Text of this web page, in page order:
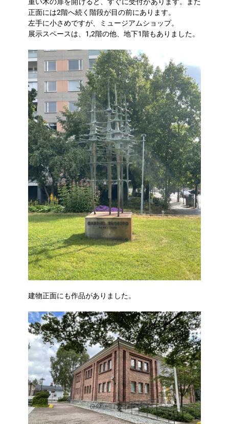
重い木の扉を開けると、すぐに受付があります。また
正面には2階へ続く階段が目の前にあります。
左手に小さめですが、ミュージアムショップ。
展示スペースは、1,2階の他、地下1階もありました。
建物正面にも作品がありました。